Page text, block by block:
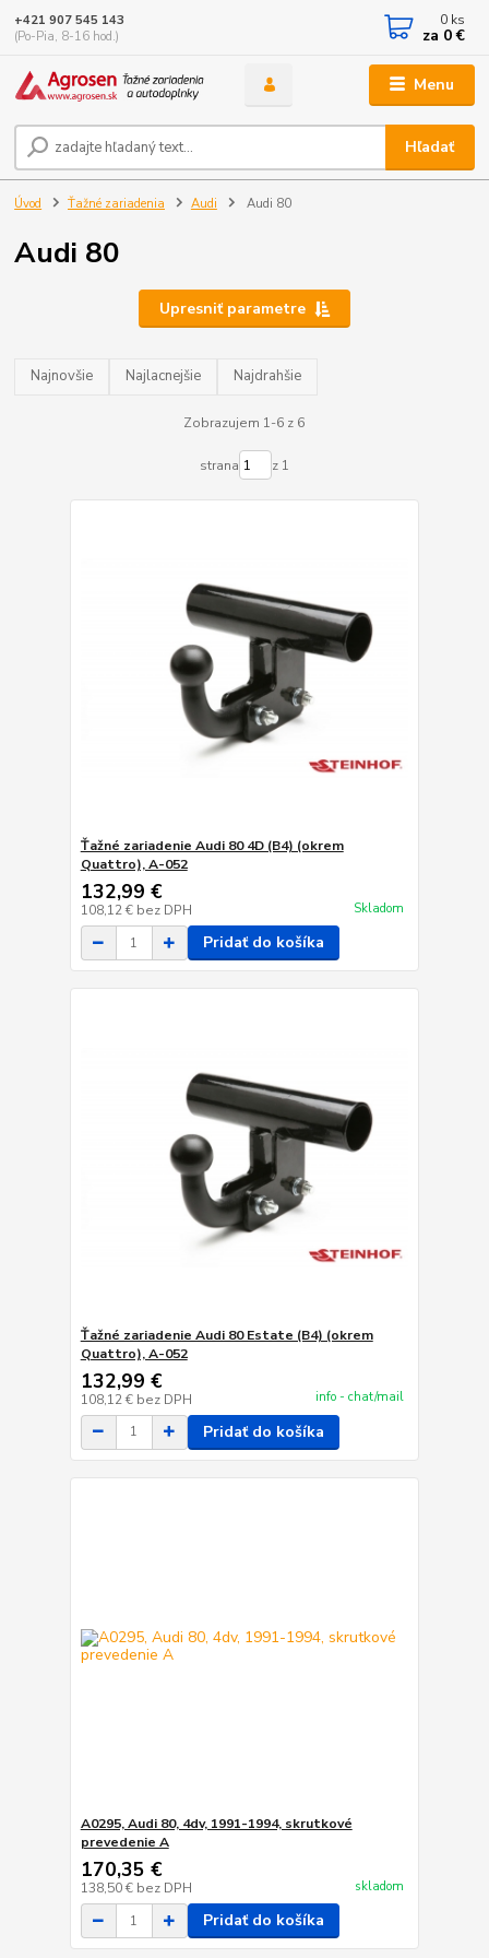
Menu
Hľadať
+421 907 545 143
(Po-Pia, 8-16 hod.)
0 ks
za 0 €
Úvod Ťažné zariadenia Audi Audi 80
Audi 80
Upresniť parametre
Najnovšie Najlacnejšie Najdrahšie
Zobrazujem 1-6 z 6
strana z 1
Ťažné zariadenie Audi 80 4D (B4) (okrem
Quattro), A-052
132,99 €
108,12 € bez DPH Skladom
Pridať do košíka
Ťažné zariadenie Audi 80 Estate (B4) (okrem
Quattro), A-052
132,99 €
108,12 € bez DPH info - chat/mail
Pridať do košíka
A0295, Audi 80, 4dv, 1991-1994, skrutkové
prevedenie A
170,35 €
138,50 € bez DPH skladom
Pridať do košíka